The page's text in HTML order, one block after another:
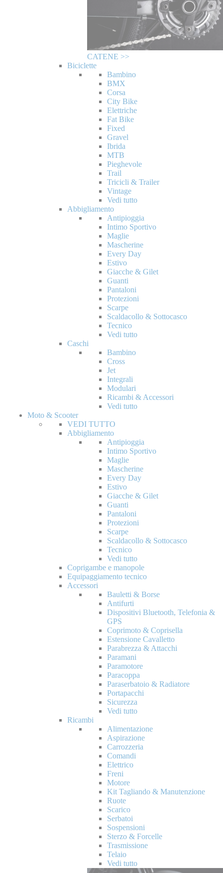
CATENE >>
Biciclette
Bambino
BMX
Corsa
City Bike
Elettriche
Fat Bike
Fixed
Gravel
Ibrida
MTB
Pieghevole
Trail
Tricicli & Trailer
Vintage
Vedi tutto
Abbigliamento
Antipioggia
Intimo Sportivo
Maglie
Mascherine
Every Day
Estivo
Giacche & Gilet
Guanti
Pantaloni
Protezioni
Scarpe
Scaldacollo & Sottocasco
Tecnico
Vedi tutto
Caschi
Bambino
Cross
Jet
Integrali
Modulari
Ricambi & Accessori
Vedi tutto
Moto & Scooter
VEDI TUTTO
Abbigliamento
Antipioggia
Intimo Sportivo
Maglie
Mascherine
Every Day
Estivo
Giacche & Gilet
Guanti
Pantaloni
Protezioni
Scarpe
Scaldacollo & Sottocasco
Tecnico
Vedi tutto
Coprigambe e manopole
Equipaggiamento tecnico
Accessori
Bauletti & Borse
Antifurti
Dispositivi Bluetooth, Telefonia &
GPS
Coprimoto & Coprisella
Estensione Cavalletto
Parabrezza & Attacchi
Paramani
Paramotore
Paracoppa
Paraserbatoio & Radiatore
Portapacchi
Sicurezza
Vedi tutto
Ricambi
Alimentazione
Aspirazione
Carrozzeria
Comandi
Elettrico
Freni
Motore
Kit Tagliando & Manutenzione
Ruote
Scarico
Serbatoi
Sospensioni
Sterzo & Forcelle
Trasmissione
Telaio
Vedi tutto